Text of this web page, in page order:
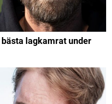
lagkamrat under